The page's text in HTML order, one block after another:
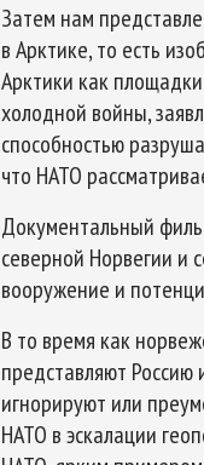
Затем нам
в Арктике, то есть
Арктики как
холодной войны,
способностью
что НАТО
Документальный
северной Норвегии и
вооружение и
В то время как
представляют
игнорируют или
НАТО в эскалации